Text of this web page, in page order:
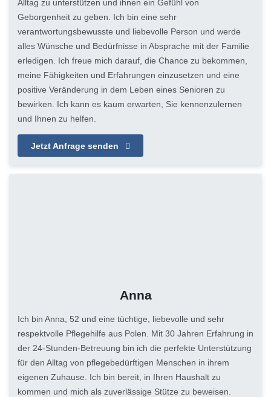
Alltag zu unterstützen und ihnen ein Gefühl von
Geborgenheit zu geben. Ich bin eine sehr
verantwortungsbewusste und liebevolle Person und werde
alles Wünsche und Bedürfnisse in Absprache mit der Familie
erledigen. Ich freue mich darauf, die Chance zu bekommen,
meine Fähigkeiten und Erfahrungen einzusetzen und eine
positive Veränderung in dem Leben eines Senioren zu
bewirken. Ich kann es kaum erwarten, Sie kennenzulernen
und Ihnen zu helfen.
Jetzt Anfrage senden
Anna
Ich bin Anna, 52 und eine tüchtige, liebevolle und sehr
respektvolle Pflegehilfe aus Polen. Mit 30 Jahren Erfahrung in
der 24-Stunden-Betreuung bin ich die perfekte Unterstützung
für den Alltag von pflegebedürftigen Menschen in ihrem
eigenen Zuhause. Ich bin bereit, in Ihren Haushalt zu
kommen und mich als zuverlässige Stütze zu beweisen.